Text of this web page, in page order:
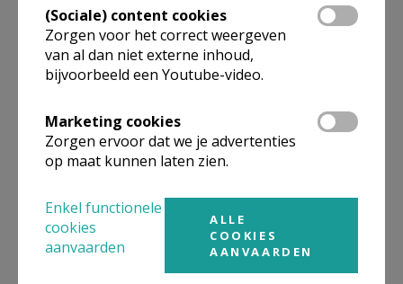
E.H. Pradip Smagge
Prins Filiplaan 10 A
8310 ASSEBROEK
Google Maps
Organisatiestructuur
Niet gevonden wat je zocht? Hier vind je links naar de
gegevens van andere organisaties op het boven-,
(Sociale) content cookies
Zorgen voor het correct weergeven
van al dan niet externe inhoud,
bijvoorbeeld een Youtube-video.
Marketing cookies
Zorgen ervoor dat we je advertenties
op maat kunnen laten zien.
Enkel functionele
cookies
aanvaarden
ALLE
COOKIES
AANVAARDEN